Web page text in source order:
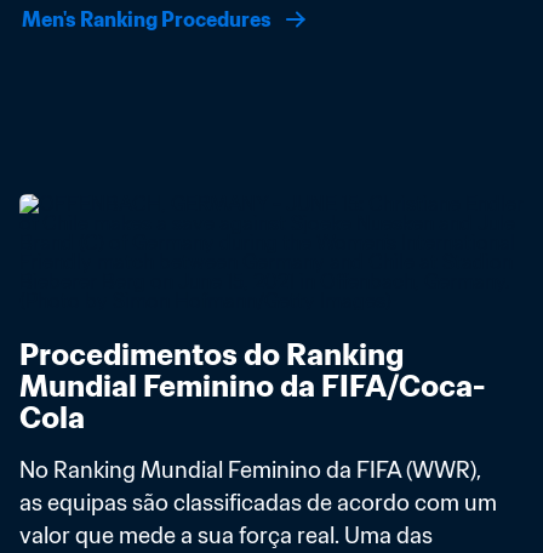
Men's Ranking Procedures
Procedimentos do Ranking
Mundial Feminino da FIFA/Coca-
Cola
No Ranking Mundial Feminino da FIFA (WWR),
as equipas são classificadas de acordo com um
valor que mede a sua força real. Uma das